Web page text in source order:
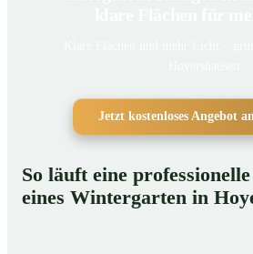
Jetzt kostenloses Angebot
So läuft eine
eines Wintergarten in